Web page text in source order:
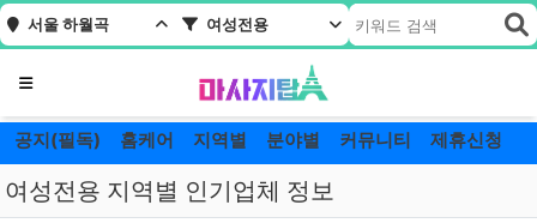
서울 하월곡 여성전용
메뉴
공지(필독) 홈케어 지역별 분야별 커뮤니티 제휴신청
여성전용 지역별 인기업체 정보